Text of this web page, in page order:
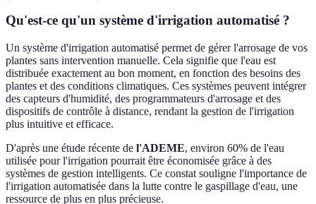
Qu'est-ce qu'un système d'irrigation automatisé ?
Un système d'irrigation automatisé permet de gérer l'arrosage de vos
plantes sans intervention manuelle. Cela signifie que l'eau est
distribuée exactement au bon moment, en fonction des besoins des
plantes et des conditions climatiques. Ces systèmes peuvent intégrer
des capteurs d'humidité, des programmateurs d'arrosage et des
dispositifs de contrôle à distance, rendant la gestion de l'irrigation
plus intuitive et efficace.
D'après une étude récente de l'ADEME, environ 60% de l'eau
utilisée pour l'irrigation pourrait être économisée grâce à des
systèmes de gestion intelligents. Ce constat souligne l'importance de
l'irrigation automatisée dans la lutte contre le gaspillage d'eau, une
ressource de plus en plus précieuse.